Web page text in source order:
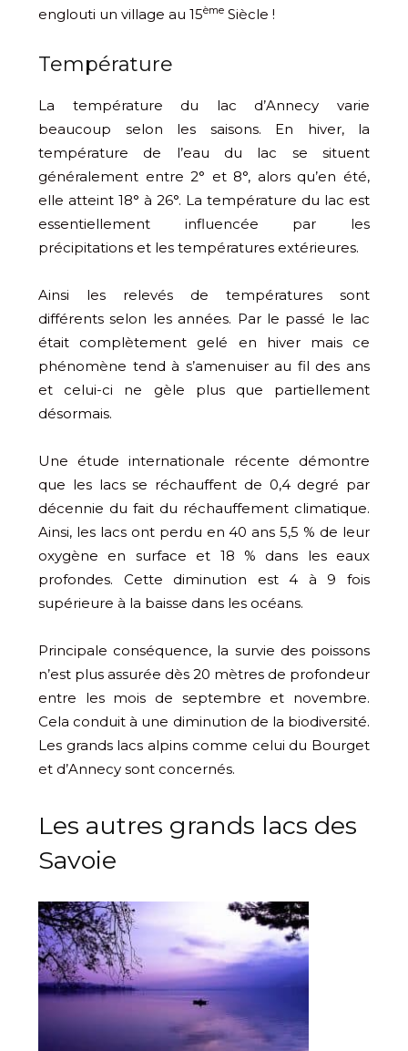
englouti un village au 15ème Siècle !
Température
La température du lac d’Annecy varie
beaucoup selon les saisons. En hiver, la
température de l’eau du lac se situent
généralement entre 2° et 8°, alors qu’en été,
elle atteint 18° à 26°. La température du lac est
essentiellement influencée par les
précipitations et les températures extérieures.
Ainsi les relevés de températures sont
différents selon les années. Par le passé le lac
était complètement gelé en hiver mais ce
phénomène tend à s’amenuiser au fil des ans
et celui-ci ne gèle plus que partiellement
désormais.
Une étude internationale récente démontre
que les lacs se réchauffent de 0,4 degré par
décennie du fait du réchauffement climatique.
Ainsi, les lacs ont perdu en 40 ans 5,5 % de leur
oxygène en surface et 18 % dans les eaux
profondes. Cette diminution est 4 à 9 fois
supérieure à la baisse dans les océans.
Principale conséquence, la survie des poissons
n’est plus assurée dès 20 mètres de profondeur
entre les mois de septembre et novembre.
Cela conduit à une diminution de la biodiversité.
Les grands lacs alpins comme celui du Bourget
et d’Annecy sont concernés.
Les autres grands lacs des
Savoie